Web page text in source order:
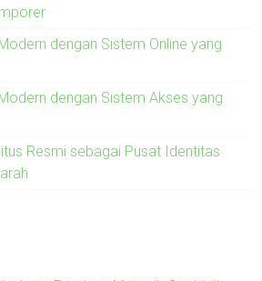
dengan Sistem Online yang
dengan Sistem Akses yang
Resmi sebagai Pusat Identitas